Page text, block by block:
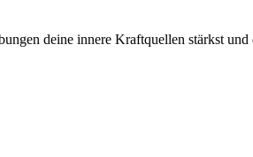
deine innere Kraftquellen stärkst